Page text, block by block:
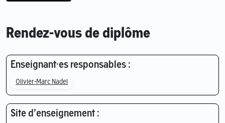
Rendez-vous de diplôme
Enseignant·es responsables :
Olivier-Marc Nadel
Site d’enseignement :